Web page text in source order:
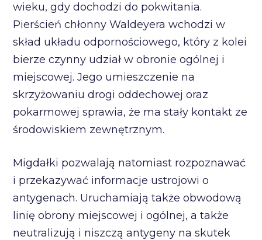
wieku, gdy dochodzi do pokwitania.
Pierścień chłonny Waldeyera wchodzi w
skład układu odpornościowego, który z kolei
bierze czynny udział w obronie ogólnej i
miejscowej. Jego umieszczenie na
skrzyżowaniu drogi oddechowej oraz
pokarmowej sprawia, że ma stały kontakt ze
środowiskiem zewnętrznym.
Migdałki pozwalają natomiast rozpoznawać
i przekazywać informacje ustrojowi o
antygenach. Uruchamiają także obwodową
linię obrony miejscowej i ogólnej, a także
neutralizują i niszczą antygeny na skutek